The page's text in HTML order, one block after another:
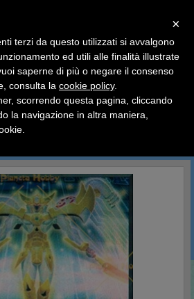
Carte Singole Il Potere del Duello
Duello
IN QUESTA CATEGORIA
×
chiuso dal 9/08 al 24/08
dopo le 15:00 del 07/08 verranno
25/08.
dallo staff di Pianeta Hobby
×
terzi da questo utilizzati si avvalgono
ed utili alle finalità illustrate
saperne di più o negare il consenso
consulta la cookie policy.
scorrendo questa pagina, cliccando
la navigazione in altra maniera,